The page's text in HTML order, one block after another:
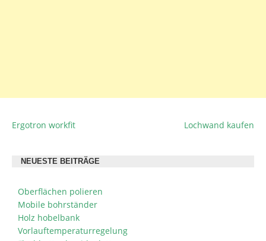
BEITRAGSNAVIGATION
Ergotron workfit Lochwand kaufen
NEUESTE BEITRÄGE
Oberflächen polieren
Mobile bohrständer
Holz hobelbank
Vorlauftemperaturregelung